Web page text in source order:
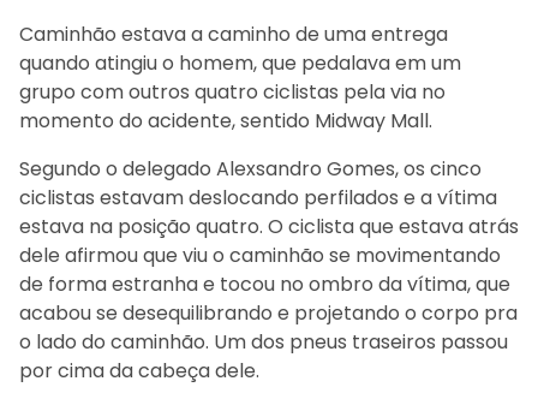
Caminhão estava a caminho de uma entrega
quando atingiu o homem, que pedalava em um
grupo com outros quatro ciclistas pela via no
momento do acidente, sentido Midway Mall.
Segundo o delegado Alexsandro Gomes, os cinco
ciclistas estavam deslocando perfilados e a vítima
estava na posição quatro. O ciclista que estava atrás
dele afirmou que viu o caminhão se movimentando
de forma estranha e tocou no ombro da vítima, que
acabou se desequilibrando e projetando o corpo pra
o lado do caminhão. Um dos pneus traseiros passou
por cima da cabeça dele.